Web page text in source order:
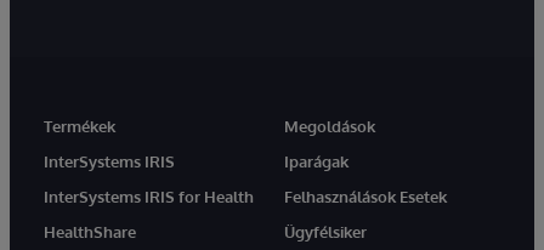
Termékek
InterSystems IRIS
InterSystems IRIS for Health
HealthShare
Megoldások
Iparágak
Felhasználások Esetek
Ügyfélsiker